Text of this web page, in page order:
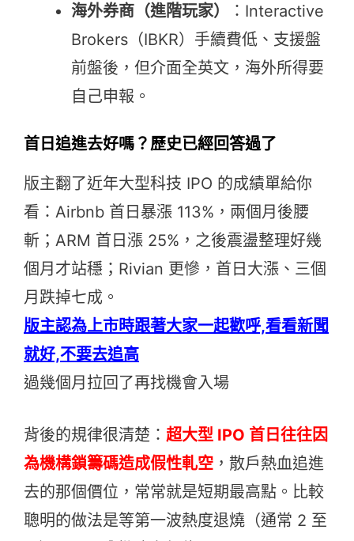
海外券商（進階玩家）
：Interactive
Brokers（IBKR）手續費低、支援盤
前盤後，但介面全英文，海外所得要
自己申報。
首日追進去好嗎？歷史已經回答過了
版主翻了近年大型科技 IPO 的成績單給你
看：Airbnb 首日暴漲 113%，兩個月後腰
斬；ARM 首日漲 25%，之後震盪整理好幾
個月才站穩；Rivian 更慘，首日大漲、三個
月跌掉七成。
版主認為上市時跟著大家一起歡呼,看看新聞
就好,不要去追高
過幾個月拉回了再找機會入場
背後的規律很清楚： 超大型 IPO 首日往往因
為機構鎖籌碼造成假性軋空 ，散戶熱血追進
去的那個價位，常常就是短期最高點。比較
聰明的做法是等第一波熱度退燒（通常 2 至